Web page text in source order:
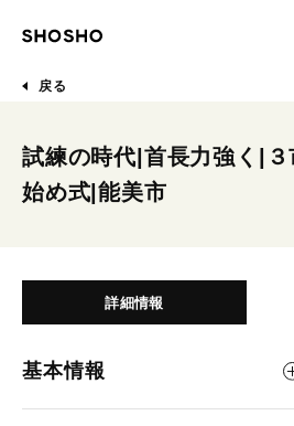
戻る
試練の時代|首長力強く|
始め式|能美市
詳細情報
基本情報